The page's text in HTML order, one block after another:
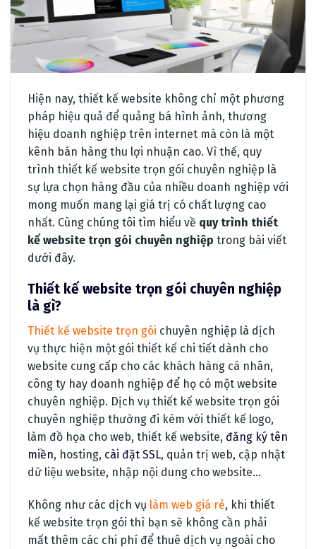
Hiện nay, thiết kế website không chỉ một phương
pháp hiệu quả để quảng bá hình ảnh, thương
hiệu doanh nghiệp trên internet mà còn là một
kênh bán hàng thu lợi nhuận cao. Vì thế, quy
trình thiết kế website trọn gói chuyên nghiệp là
sự lựa chọn hàng đầu của nhiều doanh nghiệp với
mong muốn mang lại giá trị có chất lượng cao
nhất. Cùng chúng tôi tìm hiểu về quy trình thiết
kế website trọn gói chuyên nghiệp trong bài viết
dưới đây.
Thiết kế website trọn gói chuyên nghiệp
là gì?
Thiết kế website trọn gói chuyên nghiệp là dịch
vụ thực hiện một gói thiết kế chi tiết dành cho
website cung cấp cho các khách hàng cá nhân,
công ty hay doanh nghiệp để họ có một website
chuyên nghiệp. Dịch vụ thiết kế website trọn gói
chuyên nghiệp thường đi kèm với thiết kế logo,
làm đồ họa cho web, thiết kế website, đăng ký tên
miền, hosting, cài đặt SSL, quản trị web, cập nhật
dữ liệu website, nhập nội dung cho website…
Không như các dịch vụ làm web giá rẻ, khi thiết
kế website trọn gói thì bạn sẽ không cần phải
mất thêm các chi phí để thuê dịch vụ ngoài cho